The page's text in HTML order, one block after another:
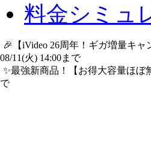
料金シミュ
🎉【iVideo 26周年！ギガ増量キ
08/11(火) 14:00まで
✨️最強新商品！【お得大容量ほぼ
で